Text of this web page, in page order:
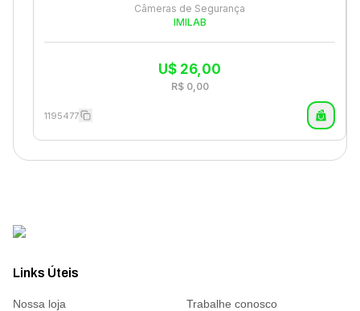
Câmeras de Segurança
IMILAB
U$ 26,00
R$ 0,00
1195477
Links Úteis
Nossa loja
Trabalhe conosco